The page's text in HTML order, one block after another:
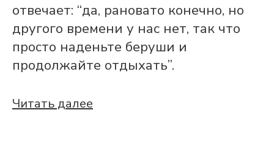
отвечает: “да, рановато конечно, но
другого времени у нас нет, так что
просто наденьте беруши и
продолжайте отдыхать”.
Читать далее